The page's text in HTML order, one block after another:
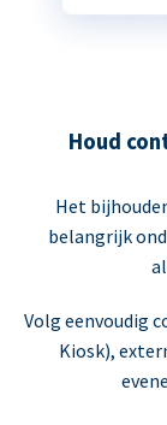
Houd
Het
belangrijk
Volg eenvoudig
Kiosk),